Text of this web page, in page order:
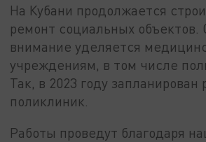
На Кубани продолжается
ремонт социальных объектов.
внимание уделяется
учреждениям, в том числе
Так, в 2023 году
поликлиник.
Работы проведут благодаря